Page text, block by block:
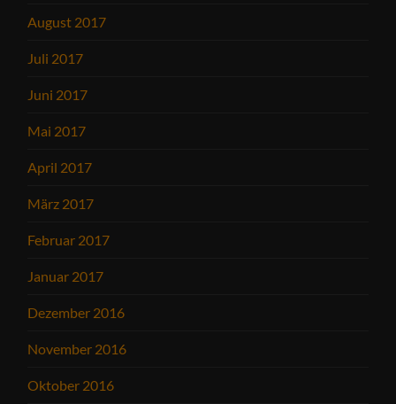
August 2017
Juli 2017
Juni 2017
Mai 2017
April 2017
März 2017
Februar 2017
Januar 2017
Dezember 2016
November 2016
Oktober 2016